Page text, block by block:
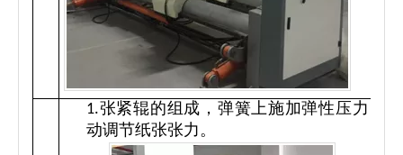
1.张紧辊的组成，弹簧上施加弹性压力，自
动调节纸张张力。